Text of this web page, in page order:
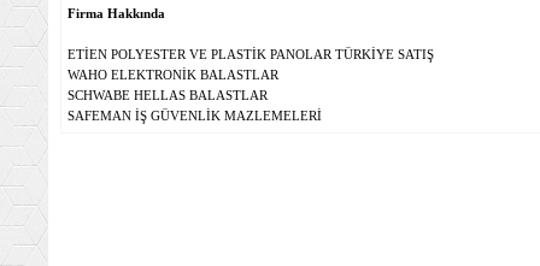
Firma Hakkında
ETİEN POLYESTER VE PLASTİK PANOLAR TÜRKİYE SATIŞ
WAHO ELEKTRONİK BALASTLAR
SCHWABE HELLAS BALASTLAR
SAFEMAN İŞ GÜVENLİK MAZLEMELERİ